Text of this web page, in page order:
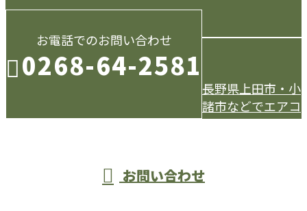
お電話でのお問い合わせ
0268-64-2581
お問い合わせ
長野県上田市・小
諸市などでエアコ